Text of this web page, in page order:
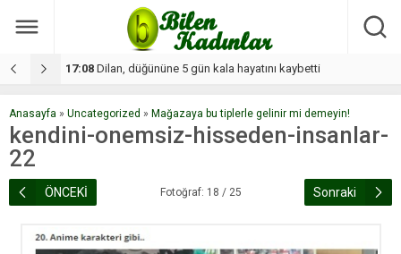
17:08 Dilan, düğününe 5 gün kala hayatını kaybetti
Anasayfa » Uncategorized » Mağazaya bu tiplerle gelinir mi demeyin!
kendini-onemsiz-hisseden-insanlar-
22
ÖNCEKİ Fotoğraf: 18 / 25 Sonraki